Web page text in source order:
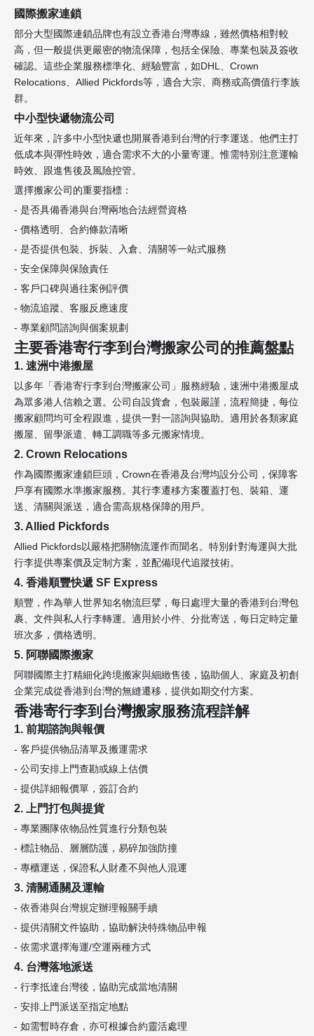
國際搬家連鎖
部分大型國際連鎖品牌也有設立香港台灣專線，雖然價格相對較
高，但一般提供更嚴密的物流保障，包括全保險、專業包裝及簽收
確認。這些企業服務標準化、經驗豐富，如DHL、Crown
Relocations、Allied Pickfords等，適合大宗、商務或高價值行李族
群。
中小型快遞物流公司
近年來，許多中小型快遞也開展香港到台灣的行李運送。他們主打
低成本與彈性時效，適合需求不大的小量寄運。惟需特別注意運輸
時效、跟進售後及風險控管。
選擇搬家公司的重要指標：
- 是否具備香港與台灣兩地合法經營資格
- 價格透明、合約條款清晰
- 是否提供包裝、拆裝、入倉、清關等一站式服務
- 安全保障與保險責任
- 客戶口碑與過往案例評價
- 物流追蹤、客服反應速度
- 專業顧問諮詢與個案規劃
主要香港寄行李到台灣搬家公司的推薦盤點
1. 速洲中港搬屋
以多年「香港寄行李到台灣搬家公司」服務經驗，速洲中港搬屋成
為眾多港人信賴之選。公司自設貨倉，包裝嚴謹，流程簡捷，每位
搬家顧問均可全程跟進，提供一對一諮詢與協助。適用於各類家庭
搬屋、留學派遣、轉工調職等多元搬家情境。
2. Crown Relocations
作為國際搬家連鎖巨頭，Crown在香港及台灣均設分公司，保障客
戶享有國際水準搬家服務。其行李遷移方案覆蓋打包、裝箱、運
送、清關與派送，適合需高規格保障的用戶。
3. Allied Pickfords
Allied Pickfords以嚴格把關物流運作而聞名。特別針對海運與大批
行李提供專案價及定制方案，並配備現代追蹤技術。
4. 香港順豐快遞 SF Express
順豐，作為華人世界知名物流巨擘，每日處理大量的香港到台灣包
裹、文件與私人行李轉運。適用於小件、分批寄送，每日定時定量
班次多，價格透明。
5. 阿聯國際搬家
阿聯國際主打精細化跨境搬家與細緻售後，協助個人、家庭及初創
企業完成從香港到台灣的無縫遷移，提供如期交付方案。
香港寄行李到台灣搬家服務流程詳解
1. 前期諮詢與報價
- 客戶提供物品清單及搬運需求
- 公司安排上門查勘或線上估價
- 提供詳細報價單，簽訂合約
2. 上門打包與提貨
- 專業團隊依物品性質進行分類包裝
- 標註物品、層層防護，易碎加強防撞
- 專櫃運送，保證私人財產不與他人混運
3. 清關通關及運輸
- 依香港與台灣規定辦理報關手續
- 提供清關文件協助，協助解決特殊物品申報
- 依需求選擇海運/空運兩種方式
4. 台灣落地派送
- 行李抵達台灣後，協助完成當地清關
- 安排上門派送至指定地點
- 如需暫時存倉，亦可根據合約靈活處理